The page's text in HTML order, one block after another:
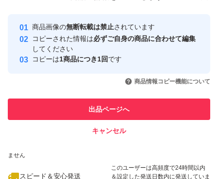
安心取引出品者
心・安全なユーザーです
取引実績
引を完了させた実績があります
での取引実績があります
ません
スピード＆安心発送
このユーザーは高頻度で24時間以内
＆設定した発送日数内に発送していま
商品画像の無断転載は禁止されています
コピーされた情報は必ずご自身の商品に合わせて編集
してください
コピーは1商品につき1回です
商品情報コピー機能について
出品ページへ
キャンセル